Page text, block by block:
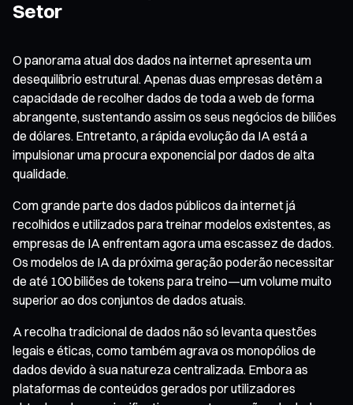
Setor
O panorama atual dos dados na internet apresenta um
desequilíbrio estrutural. Apenas duas empresas detêm a
capacidade de recolher dados de toda a web de forma
abrangente, sustentando assim os seus negócios de biliões
de dólares. Entretanto, a rápida evolução da IA está a
impulsionar uma procura exponencial por dados de alta
qualidade.
Com grande parte dos dados públicos da internet já
recolhidos e utilizados para treinar modelos existentes, as
empresas de IA enfrentam agora uma escassez de dados.
Os modelos de IA da próxima geração poderão necessitar
de até 100 biliões de tokens para treino—um volume muito
superior ao dos conjuntos de dados atuais.
A recolha tradicional de dados não só levanta questões
legais e éticas, como também agrava os monopólios de
dados devido à sua natureza centralizada. Embora as
plataformas de conteúdos gerados por utilizadores